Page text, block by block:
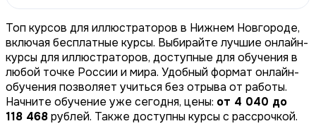
Топ курсов для иллюстраторов в Нижнем Новгороде,
включая бесплатные курсы. Выбирайте лучшие онлайн-
курсы для иллюстраторов, доступные для обучения в
любой точке России и мира. Удобный формат онлайн-
обучения позволяет учиться без отрыва от работы.
Начните обучение уже сегодня, цены: от 4 040 до
118 468рублей. Также доступны курсы с рассрочкой.